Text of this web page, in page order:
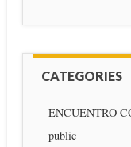
CATEGORIES
ENCUENTRO
public